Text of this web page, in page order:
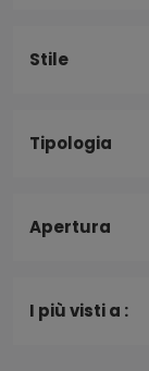
Stile
Tipologia
Apertura
I più visti a :